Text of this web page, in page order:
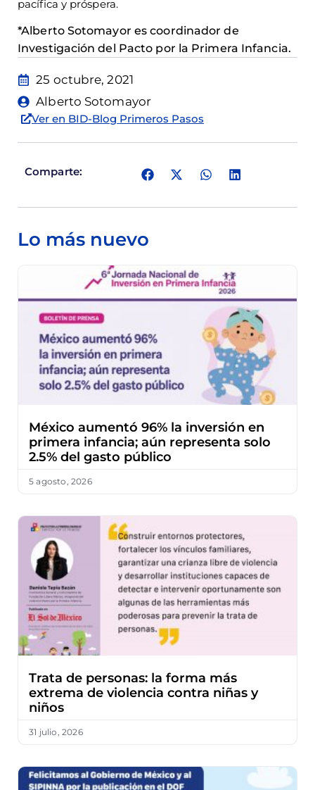
pacífica y próspera.
*Alberto Sotomayor es coordinador de
Investigación del Pacto por la Primera Infancia.
25 octubre, 2021
Alberto Sotomayor
Ver en BID-Blog Primeros Pasos
Comparte:
Lo más nuevo
México aumentó 96% la inversión en
primera infancia; aún representa solo
2.5% del gasto público
5 agosto, 2026
Trata de personas: la forma más
extrema de violencia contra niñas y
niños
31 julio, 2026